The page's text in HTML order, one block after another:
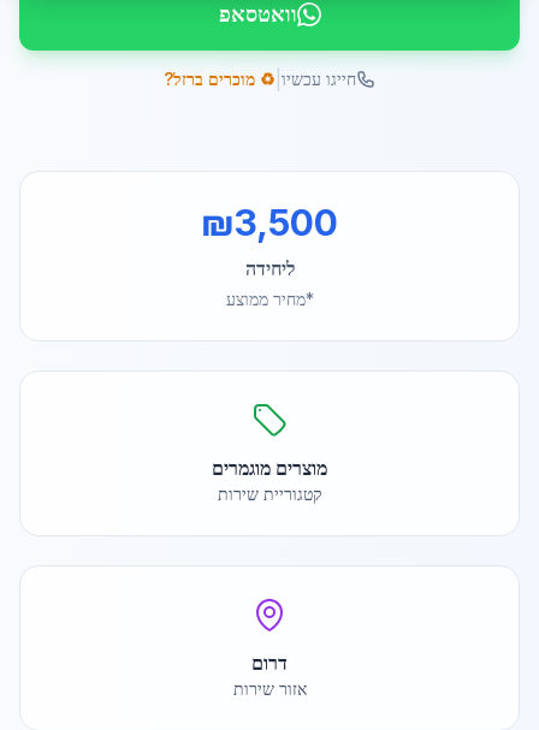
וואטסאפ
חייגו עכשיו ♻️ מוכרים ברזל?
₪3,500
ליחידה
*מחיר ממוצע
מוצרים מוגמרים
קטגוריית שירות
דרום
אזור שירות